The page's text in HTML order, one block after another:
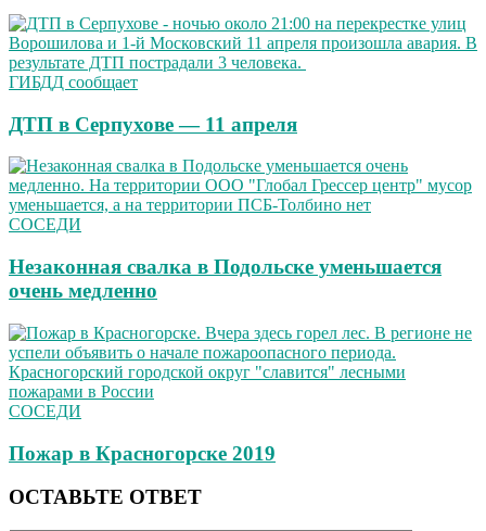
ГИБДД сообщает
ДТП в Серпухове — 11 апреля
СОСЕДИ
Незаконная свалка в Подольске уменьшается
очень медленно
СОСЕДИ
Пожар в Красногорске 2019
ОСТАВЬТЕ ОТВЕТ